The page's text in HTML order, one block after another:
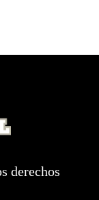
derechos